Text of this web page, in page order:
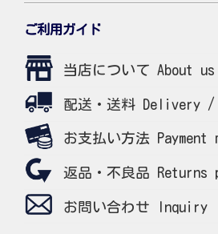
ご利用ガイド
当店について About us
配送・送料 Delivery /
お支払い方法 Payment
返品・不良品 Returns
お問い合わせ Inquiry